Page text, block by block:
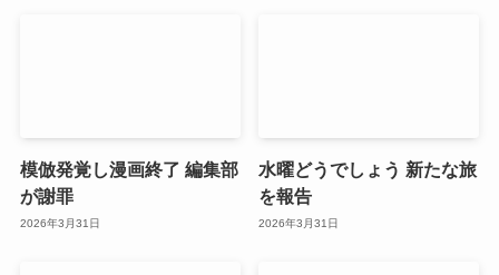
模倣発覚し漫画終了 編集部
が謝罪
2026年3月31日
水曜どうでしょう 新たな旅
を報告
2026年3月31日